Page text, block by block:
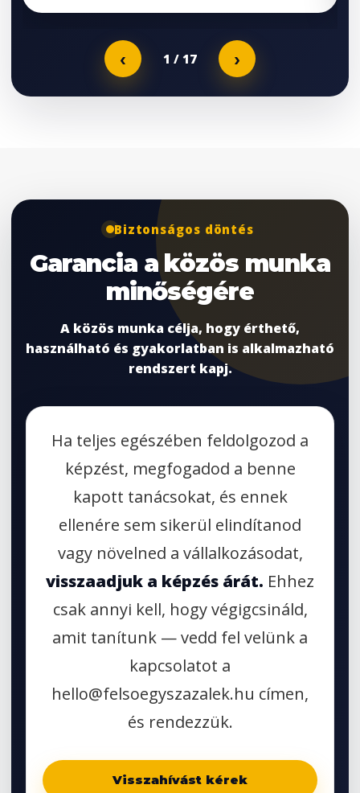
‹ 1 / 17 ›
Biztonságos döntés
Garancia a közös munka
minőségére
A közös munka célja, hogy érthető,
használható és gyakorlatban is alkalmazható
rendszert kapj.
Ha teljes egészében feldolgozod a
képzést, megfogadod a benne
kapott tanácsokat, és ennek
ellenére sem sikerül elindítanod
vagy növelned a vállalkozásodat,
visszaadjuk a képzés árát. Ehhez
csak annyi kell, hogy végigcsináld,
amit tanítunk — vedd fel velünk a
kapcsolatot a
hello@felsoegyszazalek.hu címen,
és rendezzük.
Visszahívást kérek